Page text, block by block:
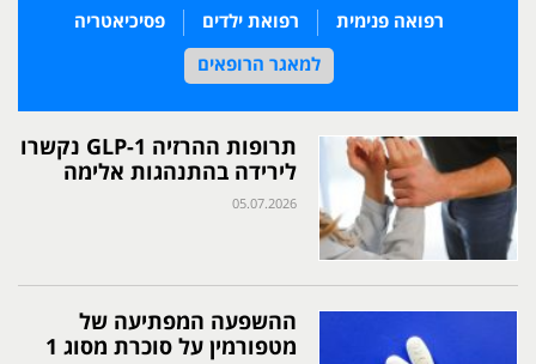
רפואה פנימית
רפואת ילדים
פסיכיאטריה
למאגר הרופאים
תרופות ההרזיה GLP-1 נקשרו
לירידה בהתנהגות אלימה
05.07.2026
ההשפעה המפתיעה של
מטפורמין על סוכרת מסוג 1